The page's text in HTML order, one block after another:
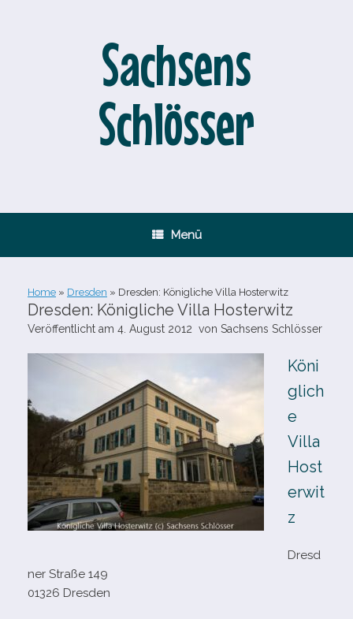
Sachsens
Schlösser
Menü
Home » Dresden » Dresden: Königliche Villa Hosterwitz
Dresden: Königliche Villa Hosterwitz
Veröffentlicht am 4. August 2012 von Sachsens Schlösser
Köni
glich
e
Villa
Host
erwit
z
Dresd
ner Straße 149
01326 Dresden